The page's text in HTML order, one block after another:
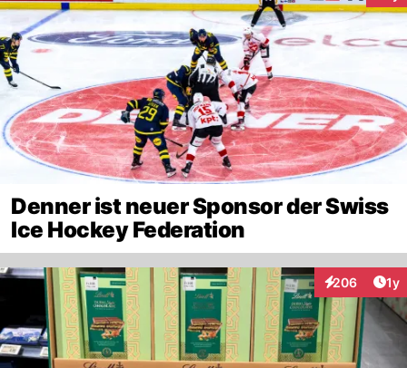
Denner ist neuer Sponsor der Swiss
Ice Hockey Federation
206
Interaktionen
1y